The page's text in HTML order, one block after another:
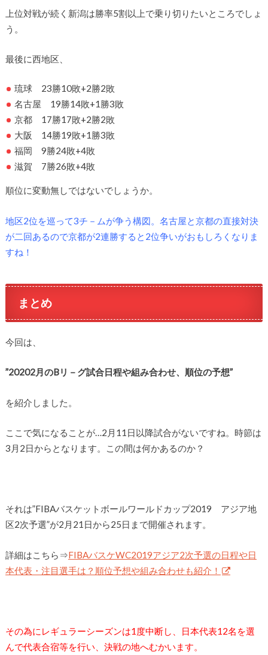
上位対戦が続く新潟は勝率5割以上で乗り切りたいところでしょ
う。
最後に西地区、
琉球 23勝10敗+2勝2敗
名古屋 19勝14敗+1勝3敗
京都 17勝17敗+2勝2敗
大阪 14勝19敗+1勝3敗
福岡 9勝24敗+4敗
滋賀 7勝26敗+4敗
順位に変動無しではないでしょうか。
地区2位を巡って3チ－ムが争う構図。名古屋と京都の直接対決
が二回あるので京都が2連勝すると2位争いがおもしろくなりま
すね！
まとめ
今回は、
”20202月のBリ－グ試合日程や組み合わせ、順位の予想”
を紹介しました。
ここで気になることが…2月11日以降試合がないですね。時節は
3月2日からとなります。この間は何かあるのか？
それは”FIBAバスケットボールワールドカップ2019 アジア地
区2次予選”が2月21日から25日まで開催されます。
詳細はこちら⇒FIBAバスケWC2019アジア2次予選の日程や日
本代表・注目選手は？順位予想や組み合わせも紹介！
その為にレギュラーシーズンは1度中断し、日本代表12名を選
んで代表合宿等を行い、決戦の地へむかいます。